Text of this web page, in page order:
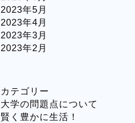
2023年5月
2023年4月
2023年3月
2023年2月
カテゴリー
大学の問題点について
賢く豊かに生活！